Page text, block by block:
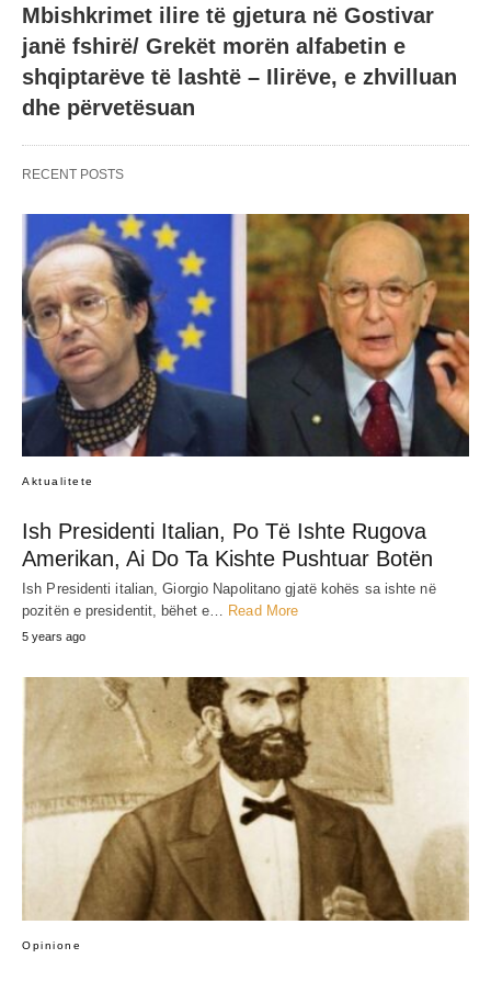
Mbishkrimet ilire të gjetura në Gostivar
janë fshirë/ Grekët morën alfabetin e
shqiptarëve të lashtë – Ilirëve, e zhvilluan
dhe përvetësuan
RECENT POSTS
Aktualitete
Ish Presidenti Italian, Po Të Ishte Rugova
Amerikan, Ai Do Ta Kishte Pushtuar Botën
Ish Presidenti italian, Giorgio Napolitano gjatë kohës sa ishte në
pozitën e presidentit, bëhet e… Read More
5 years ago
Opinione